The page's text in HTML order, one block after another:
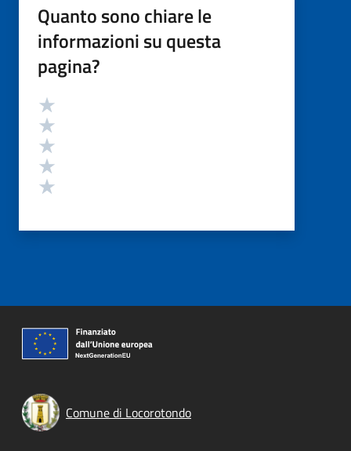
Quanto sono chiare le
informazioni su questa
pagina?
Valutazione
Comune di Locorotondo